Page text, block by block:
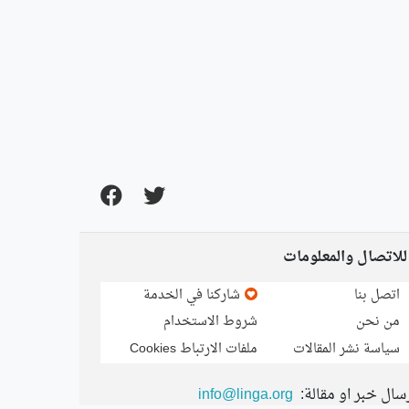
للاتصال والمعلومات
اتصل بنا
من نحن
سياسة نشر المقالات
شاركنا في الخدمة
شروط الاستخدام
ملفات الارتباط Cookies
خبر او مقالة: info@linga.org